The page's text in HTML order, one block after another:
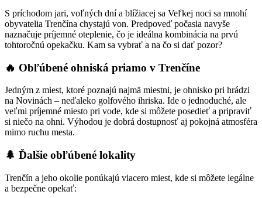
S príchodom jari, voľných dní a blížiacej sa Veľkej noci sa mnohí
obyvatelia Trenčína chystajú von. Predpoveď počasia navyše
naznačuje príjemné oteplenie, čo je ideálna kombinácia na prvú
tohtoročnú opekačku. Kam sa vybrať a na čo si dať pozor?
🔥 Obľúbené ohniská priamo v Trenčíne
Jedným z miest, ktoré poznajú najmä miestni, je ohnisko pri hrádzi
na Novinách – neďaleko golfového ihriska. Ide o jednoduché, ale
veľmi príjemné miesto pri vode, kde si môžete posedieť a pripraviť
si niečo na ohni. Výhodou je dobrá dostupnosť aj pokojná atmosféra
mimo ruchu mesta.
🌲 Ďalšie obľúbené lokality
Trenčín a jeho okolie ponúkajú viacero miest, kde si môžete legálne
a bezpečne opekať: